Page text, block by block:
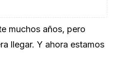
muchos años, pero
llegar. Y ahora estamos